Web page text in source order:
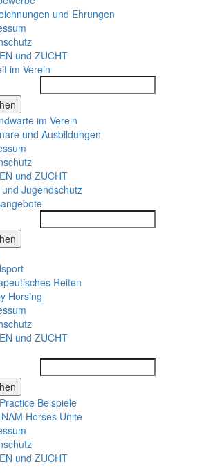
und Ehrungen
und ZUCHT
im Verein
im Verein
und Ausbildungen
und ZUCHT
Jugendschutz
Reiten
Horsing
und ZUCHT
Beispiele
Horses Unite
und ZUCHT